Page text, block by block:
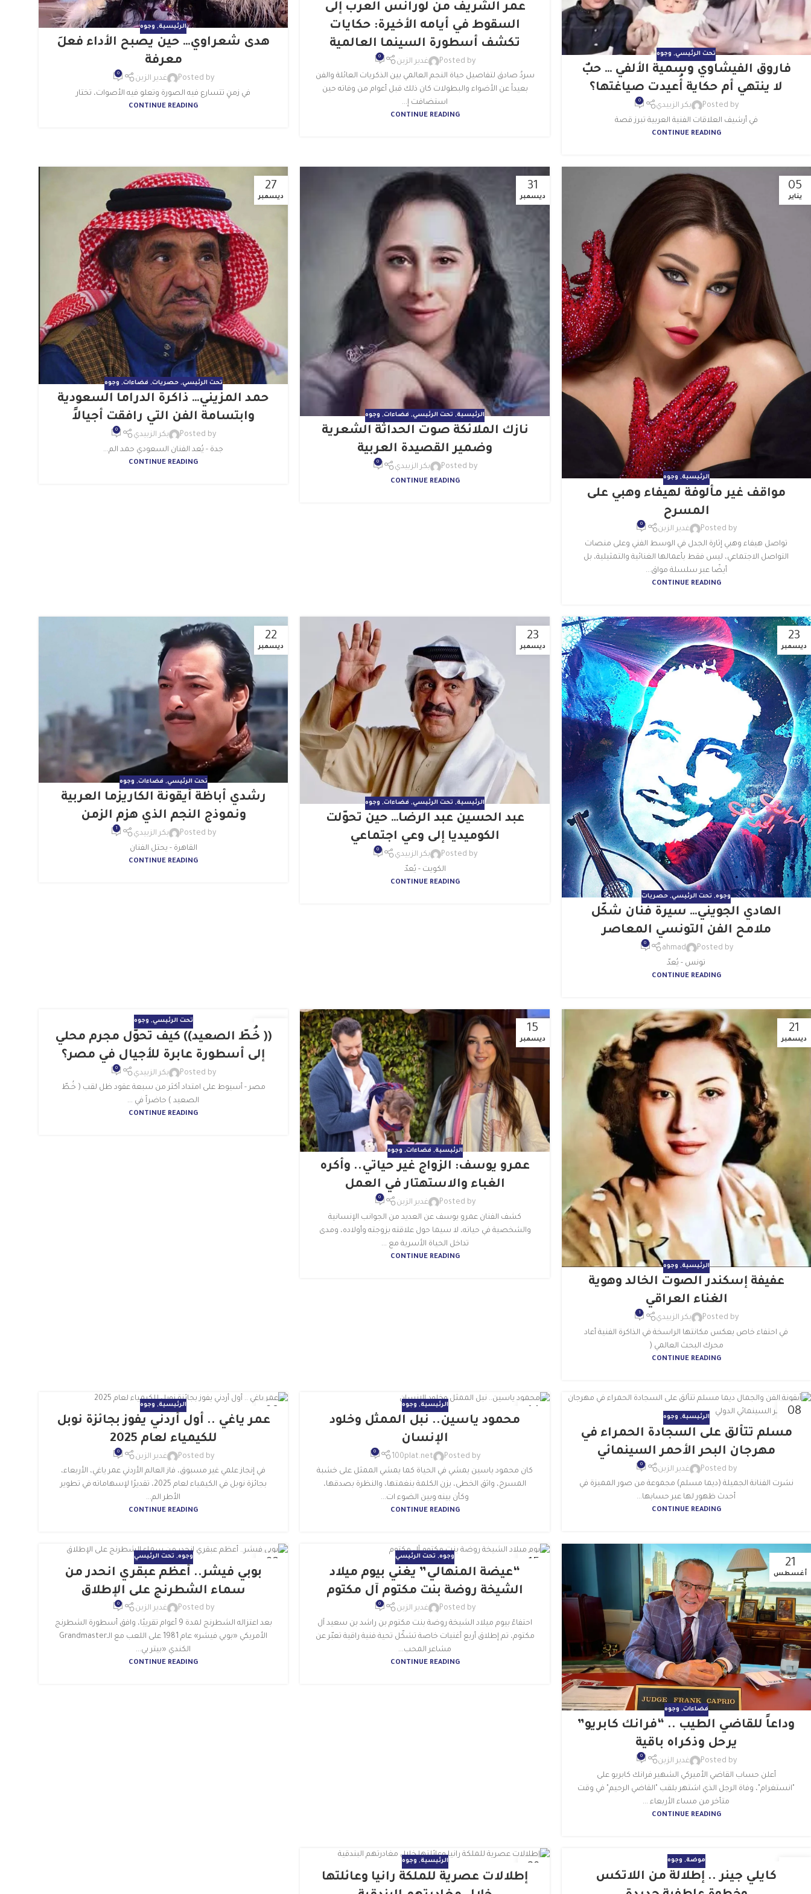
تحت الرئيسي, وجوه
فاروق الفيشاوي وسمية الألفي … حبٌ
لا ينتهي أم حكاية أُعيدت صياغتها؟
Posted by بكر الزبيدي
0
في أرشيف العلاقات الفنية العربية تبرز قصة
CONTINUE READING
عمر الشريف من لورانس العرب إلى
السقوط في أيامه الأخيرة: حكايات
تكشف أسطورة السينما العالمية
Posted by غدير الزبن
0
سردٌ صادق لتفاصيل حياة النجم العالمي بين الذكريات العائلة والفن
بعيداً عن الأضواء والبطولات كان ذلك قبل أعوام من وفاته حين
استضافت إ...
CONTINUE READING
الرئيسية, وجوه
هدى شعراوي… حين يصبح الأداء فعلَ
معرفة
Posted by غدير الزبن
0
في زمنٍ تتسارع فيه الصورة وتعلو فيه الأصوات، تختار
CONTINUE READING
05
يناير
الرئيسية, وجوه
مواقف غير مألوفة لهيفاء وهبي على
المسرح
Posted by غدير الزبن
0
تواصل هيفاء وهبي إثارة الجدل في الوسط الفني وعلى منصات
التواصل الاجتماعي، ليس فقط بأعمالها الغنائية والتمثيلية، بل
أيضًا عبر سلسلة مواق...
CONTINUE READING
31
ديسمبر
الرئيسية, تحت الرئيسي, فضاءات, وجوه
نازك الملائكة صوت الحداثة الشعرية
وضمير القصيدة العربية
Posted by بكر الزبيدي
0
CONTINUE READING
27
ديسمبر
تحت الرئيسي,حصريات, فضاءات, وجوه
حمد المزيني… ذاكرة الدراما السعودية
وابتسامة الفن التي رافقت أجيالاً
Posted by بكر الزبيدي
0
جدة - يُعد الفنان السعودي حمد الم...
CONTINUE READING
23
ديسمبر
وجوه, تحت الرئيسي, حصريات
الهادي الجويني… سيرة فنان شكّل
ملامح الفن التونسي المعاصر
Posted by
ahmad
0
تونس - يُعدّ
CONTINUE READING
23
ديسمبر
الرئيسية, تحت الرئيسي, فضاءات, وجوه
عبد الحسين عبد الرضا… حين تحوّلت
الكوميديا إلى وعي اجتماعي
Posted by بكر الزبيدي
0
الكويت - يُعدّ
CONTINUE READING
22
ديسمبر
تحت الرئيسي, فضاءات, وجوه
رشدي أباظة أيقونة الكاريزما العربية
ونموذج النجم الذي هزم الزمن
Posted by بكر الزبيدي
1
القاهرة - يحتل الفنان
CONTINUE READING
21
ديسمبر
الرئيسية, وجوه
عفيفة إسكندر الصوت الخالد وهوية
الغناء العراقي
Posted by بكر الزبيدي
1
في احتفاء خاص يعكس مكانتها الراسخة في الذاكرة الفنية أعاد
محرك البحث العالمي (
CONTINUE READING
15
ديسمبر
الرئيسية, فضاءات, وجوه
عمرو يوسف: الزواج غير حياتي.. وأكره
الغباء والاستهتار في العمل
Posted by غدير الزبن
0
كشف الفنان عمرو يوسف عن العديد من الجوانب الإنسانية
والشخصية في حياته، لا سيما حول علاقته بزوجته وأولاده، ومدى
تداخل الحياة الأسرية مع ...
CONTINUE READING
15
ديسمبر
تحت الرئيسي, وجوه
(( خُـطّ الصعيد)) كيف تحوّل مجرم محلي
إلى أسطورة عابرة للأجيال في مصر؟
Posted by بكر الزبيدي
0
مصر - أسيوط على امتداد أكثر من سبعة عقود ظل لقب ( خُـطّ
الصعيد ) حاضراً في ...
CONTINUE READING
08 الرئيسية, وجوه
مسلم تتألق على السجادة الحمراء في
مهرجان البحر الأحمر السينمائي
Posted by غدير الزبن
0
نشرت الفنانة الجميلة (ديما مسلم) مجموعة من صور المميزة في
أحدث ظهور لها عبر حسابها...
CONTINUE READING
الرئيسية, وجوه
محمود ياسين.. نبل الممثل وخلود
الإنسان
Posted by
100plat.net
0
كان محمود ياسين يمشي في الحياة كما يمشي الممثل على خشبة
المسرح، واثق الخطى، يزن الكلمة بنغمتها، والنظرة بصدقها،
وكأن بينه وبين الضوء ات...
CONTINUE READING
أكتوبر
الرئيسية, وجوه
عمر ياغي .. أول أردني يفوز بجائزة نوبل
للكيمياء لعام 2025
Posted by غدير الزبن
0
في إنجاز علمي غير مسبوق، فاز العالم الأردني عمر ياغي، الأربعاء،
بجائزة نوبل في الكيمياء لعام 2025، تقديرًا لإسهاماته في تطوير
الأطر الم...
CONTINUE READING
21
أغسطس
فضاءات, وجوه
وداعاً للقاضي الطيب .. “فرانك كابريو”
يرحل وذكراه باقية
Posted by غدير الزبن
0
أعلن حساب القاضي الأميركي الشهير فرانك كابريو على
"انستغرام"، وفاة الرجل الذي اشتهر بلقب "القاضي الرحيم" في وقت
متأخر من مساء الأربعاء ...
CONTINUE READING
وجوه, تحت الرئيسي
“عيضة المنهالي” يغني بيوم ميلاد
الشيخة روضة بنت مكتوم آل مكتوم
Posted by غدير الزبن
0
احتفاءً بيوم ميلاد الشيخة روضة بنت مكتوم بن راشد بن سعيد آل
مكتوم، تم إطلاق أربع أغنيات خاصة تشكّل تحية فنية راقية تعبّر عن
مشاعر المحب...
CONTINUE READING
وجوه, تحت الرئيسي
بوبي فيشر.. أعظم عبقري انحدر من
سماء الشطرنج على الإطلاق
Posted by غدير الزبن
0
بعد اعتزاله الشطرنج لمدة 9 أعوام تقريبًا، وافق أسطورة الشطرنج
الأمريكي «بوبي فيشر» عام 1981 على اللعب مع الـGrandmaster
الكندي «بيتر بي...
CONTINUE READING
موضة, وجوه
كايلي جينر .. إطلالة من اللاتكس
29
يونيو
الرئيسية, وجوه
إطلالات عصرية للملكة رانيا وعائلتها